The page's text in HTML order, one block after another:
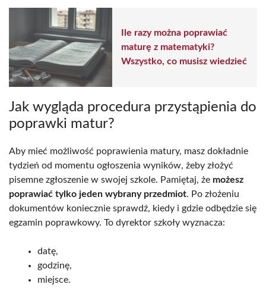
Ile razy można poprawiać
maturę z matematyki?
Wszystko, co musisz wiedzieć
Jak wygląda procedura przystąpienia do
poprawki matur?
Aby mieć możliwość poprawienia matury, masz dokładnie
tydzień od momentu ogłoszenia wyników, żeby złożyć
pisemne zgłoszenie w swojej szkole. Pamiętaj, że możesz
poprawiać tylko jeden wybrany przedmiot. Po złożeniu
dokumentów koniecznie sprawdź, kiedy i gdzie odbędzie się
egzamin poprawkowy. To dyrektor szkoły wyznacza:
datę,
godzinę,
miejsce.